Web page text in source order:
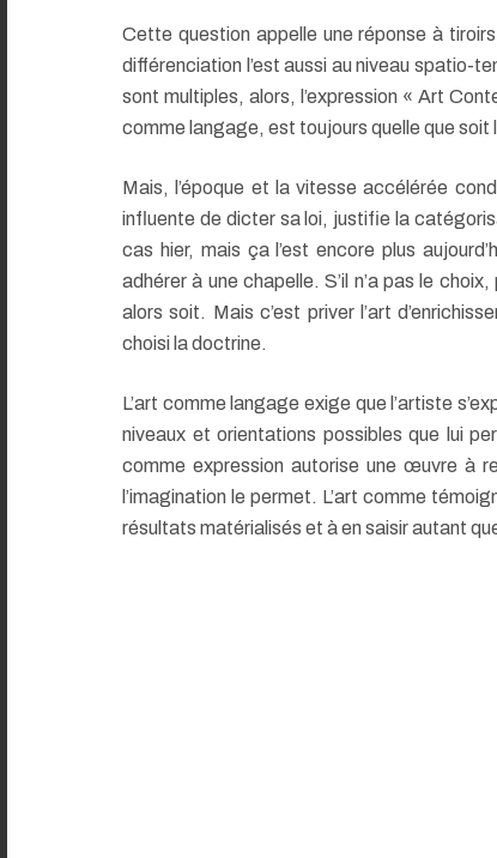
Cette question appelle une réponse à
différenciation l’est aussi au niveau spatio-
sont multiples, alors, l’expression « Art
comme langage, est toujours quelle que soit
Mais, l’époque et la vitesse accélérée
influente de dicter sa loi, justifie la
cas hier, mais ça l’est encore plus
adhérer à une chapelle. S’il n’a pas le
alors soit. Mais c’est priver l’art
choisi la doctrine.
L’art comme langage exige que l’artiste
niveaux et orientations possibles que lui
comme expression autorise une œuvre à
l’imagination le permet. L’art comme
résultats matérialisés et à en saisir autant